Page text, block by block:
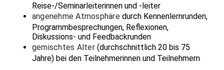
Reise-/Seminarleiterinnen und -leiter
angenehme Atmosphäredurch Kennenlernrunden,
Programmbesprechungen, Reflexionen,
Diskussions- und Feedbackrunden
gemischtes Alter(durchschnittlich 20 bis 75
Jahre) bei den Teilnehmerinnen und Teilnehmern